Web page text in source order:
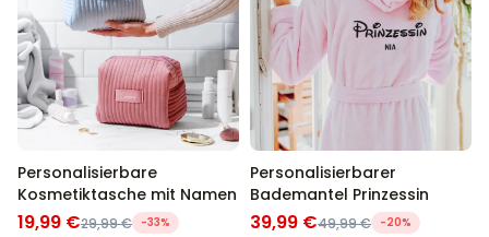
Personalisierbare
Kosmetiktasche mit Namen
19,99 €29,99 € -33%
Personalisierbarer
Bademantel Prinzessin
39,99 €49,99 € -20%